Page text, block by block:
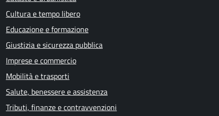
Cultura e tempo libero
Educazione e formazione
Giustizia e sicurezza pubblica
Imprese e commercio
Mobilità e trasporti
Salute, benessere e assistenza
Tributi, finanze e contravvenzioni